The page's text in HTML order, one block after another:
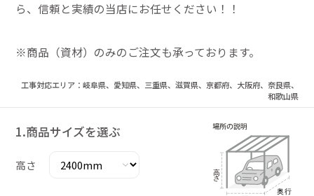
ら、信頼と実績の当店にお任せください！！
※商品（資材）のみのご注文も承っております。
工事対応エリア：岐阜県、愛知県、三重県、滋賀県、京都府、大阪府、奈良県、
和歌山県
1.商品サイズを選ぶ
高さ